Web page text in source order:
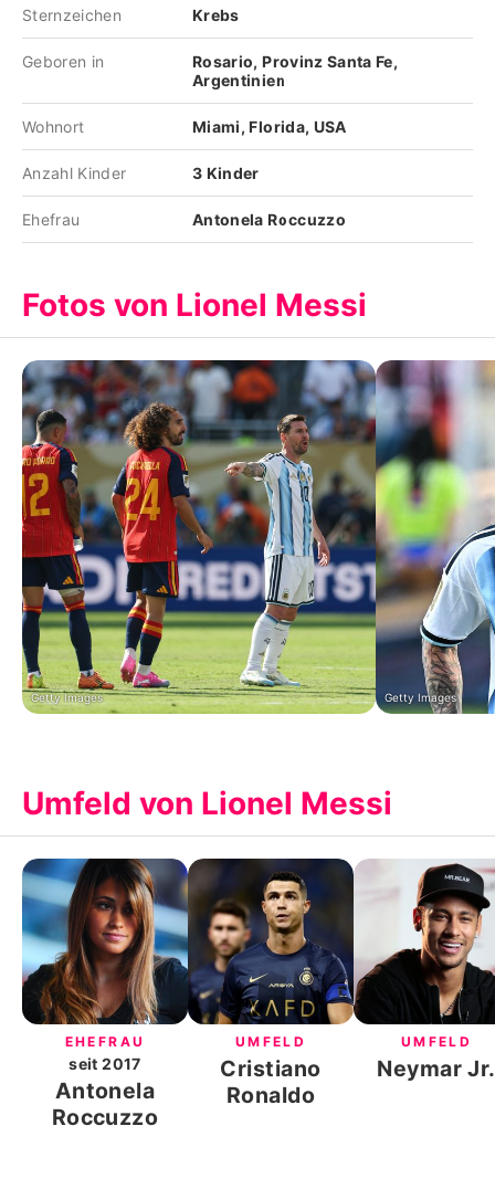
Sternzeichen Krebs
Geboren in
Rosario, Provinz Santa Fe,
Argentinien
Wohnort Miami, Florida, USA
Anzahl Kinder 3 Kinder
Ehefrau Antonela Roccuzzo
Fotos von Lionel Messi
Getty Images Getty Images
Umfeld von Lionel Messi
EHEFRAU
seit2017
Antonela
Roccuzzo
UMFELD
Cristiano
Ronaldo
UMFELD
Neymar Jr.